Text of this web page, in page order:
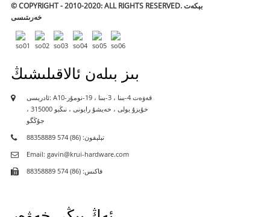
© COPYRIGHT - 2010-2020: ALL RIGHTS RESERVED. بېكەت
خەرىتىسى
بىز بىلەن ئالاقىلىشىڭ
ئادرېسى: A10-قەۋەت 4-بىنا ، 3-بىنا ، 19-نومۇر
خۇيزۇ يولى ، خەيشۇ رايونى ، نىڭبو 315000 ،
جۇڭگو
تېلېفون: (86) 574 88358889
Email: gavin@krui-hardware.com
فاكىس: (86) 574 88358889